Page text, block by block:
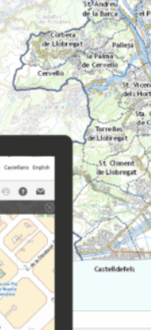
xarxa
cartografia
: consulta en
i
municipis de
de dades